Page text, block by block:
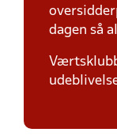
dagen så